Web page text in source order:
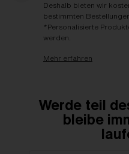
Deshalb bieten wir
bestimmten
*Personalisierte
werden.
Mehr erfahren
Werde teil
bleibe